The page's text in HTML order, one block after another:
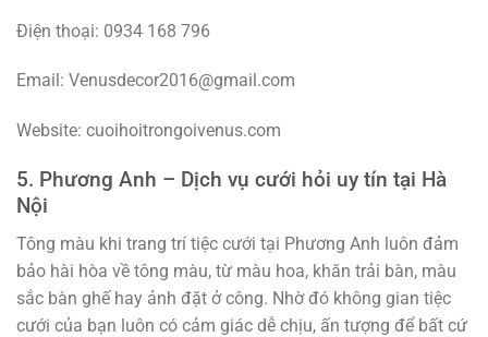
Điện thoại: 0934 168 796
Email: Venusdecor2016@gmail.com
Website: cuoihoitrongoivenus.com
5. Phương Anh – Dịch vụ cưới hỏi uy tín tại Hà
Nội
Tông màu khi trang trí tiệc cưới tại Phương Anh luôn đảm
bảo hài hòa về tông màu, từ màu hoa, khăn trải bàn, màu
sắc bàn ghế hay ảnh đặt ở công. Nhờ đó không gian tiệc
cưới của bạn luôn có cảm giác dễ chịu, ấn tượng để bất cứ